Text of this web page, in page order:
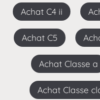
Achat C4 ii
Achat C5
Achat Classe a
Achat Classe